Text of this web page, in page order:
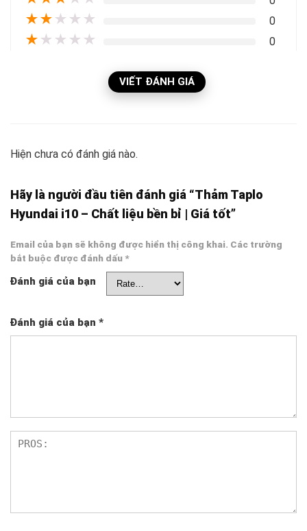
★★ ★ ★ ★ 0
★ ★ ★ ★ ★ 0
VIẾT ĐÁNH GIÁ
Hiện chưa có đánh giá nào.
Hãy là người đầu tiên đánh giá “Thảm Taplo
Hyundai i10 – Chất liệu bền bỉ | Giá tốt”
Email của bạn sẽ không được hiển thị công khai. Các trường
bắt buộc được đánh dấu*
Đánh giá của bạn
Đánh giá của bạn *